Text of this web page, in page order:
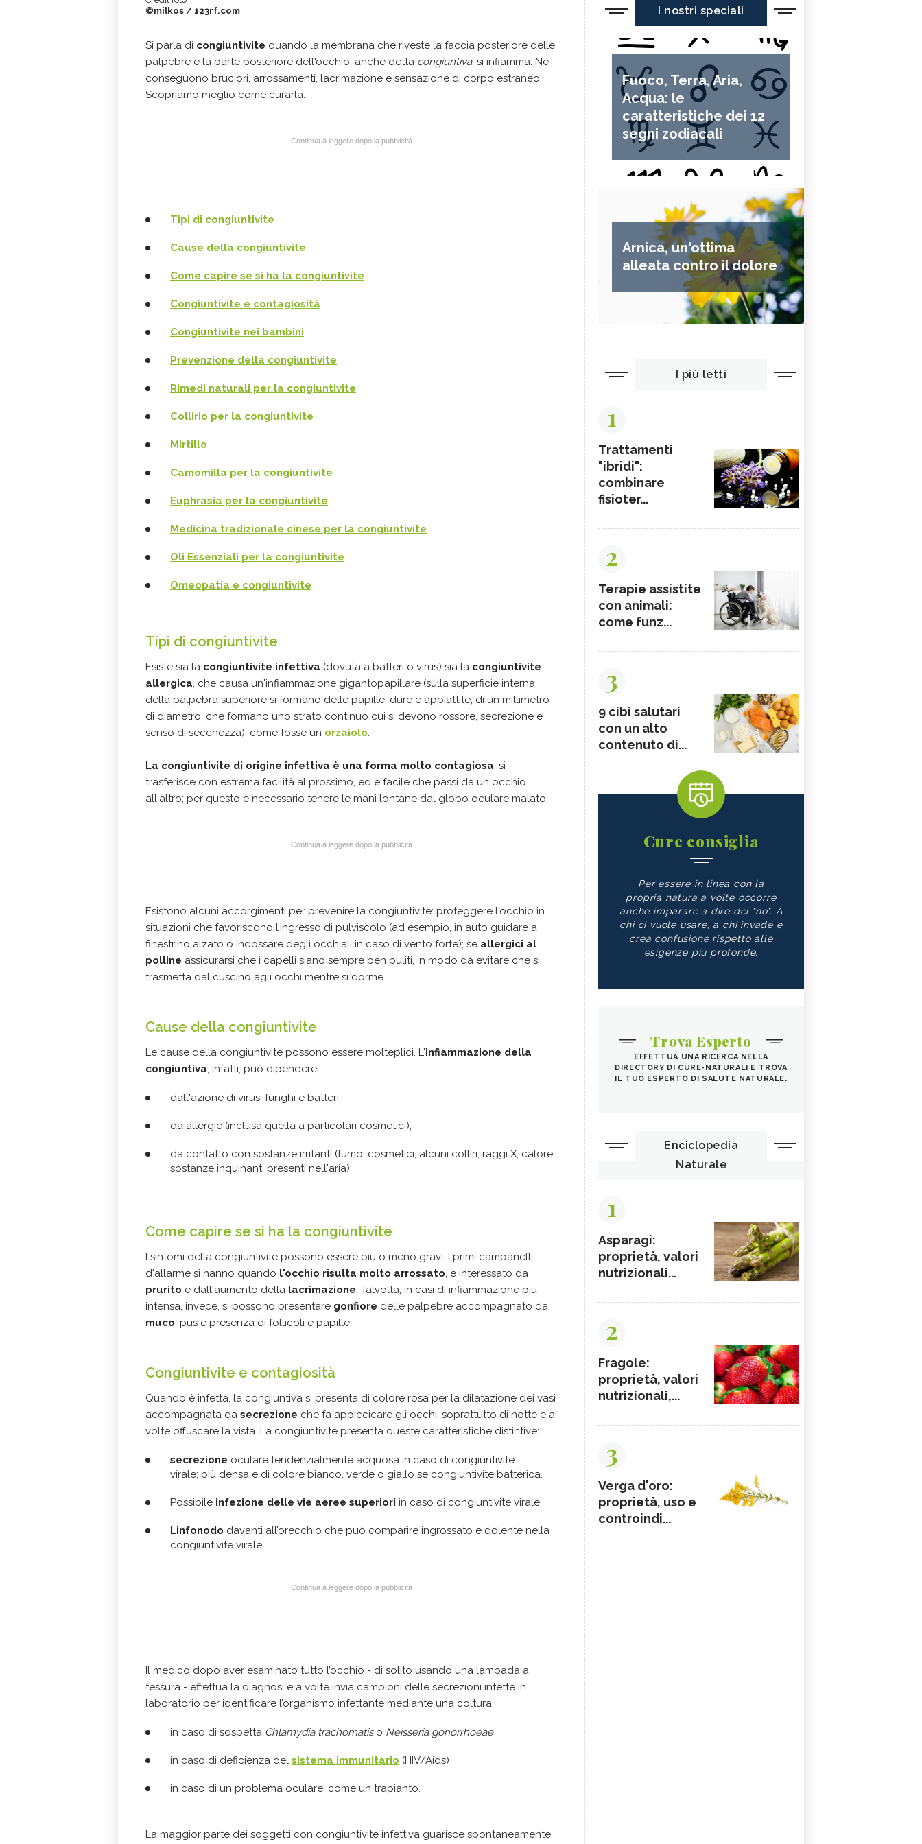
©milkos / 123rf.com
Si parla di congiuntivite quando la membrana che riveste la faccia posteriore delle
palpebre e la parte posteriore dell'occhio, anche detta congiuntiva, si infiamma. Ne
conseguono bruciori, arrossamenti, lacrimazione e sensazione di corpo estraneo.
Scopriamo meglio come curarla.
Continua a leggere dopo la pubblicità
Tipi di congiuntivite
Cause della congiuntivite
Come capire se si ha la congiuntivite
Congiuntivite e contagiosità
Congiuntivite nei bambini
Prevenzione della congiuntivite
Rimedi naturali per la congiuntivite
Collirio per la congiuntivite
Mirtillo
Camomilla per la congiuntivite
Euphrasia per la congiuntivite
Medicina tradizionale cinese per la congiuntivite
Oli Essenziali per la congiuntivite
Omeopatia e congiuntivite
Tipi di congiuntivite
Esiste sia la congiuntivite infettiva (dovuta a batteri o virus) sia la congiuntivite
allergica , che causa un'infiammazione gigantopapillare (sulla superficie interna
della palpebra superiore si formano delle papille, dure e appiattite, di un millimetro
di diametro, che formano uno strato continuo cui si devono rossore, secrezione e
senso di secchezza), come fosse un orzaiolo
La congiuntivite di origine infettiva è una forma molto contagiosa: si
trasferisce con estrema facilità al prossimo, ed è facile che passi da un occhio
all'altro; per questo è necessario tenere le mani lontane dal globo oculare malato.
Continua a leggere dopo la pubblicità
Esistono alcuni accorgimenti per prevenire la congiuntivite: proteggere l'occhio in
situazioni che favoriscono l’ingresso di pulviscolo (ad esempio, in auto guidare a
finestrino alzato o indossare degli occhiali in caso di vento forte); se allergici al
polline assicurarsi che i capelli siano sempre ben puliti, in modo da evitare che si
trasmetta dal cuscino agli occhi mentre si dorme.
Cause della congiuntivite
Le cause della congiuntivite possono essere molteplici. L'infiammazione della
congiuntiva , infatti, può dipendere:
dall'azione di virus, funghi e batteri;
da allergie (inclusa quella a particolari cosmetici);
da contatto con sostanze irritanti (fumo, cosmetici, alcuni colliri, raggi X, calore,
sostanze inquinanti presenti nell'aria)
Come capire se si ha la congiuntivite
I sintomi della congiuntivite possono essere più o meno gravi. I primi campanelli
d'allarme si hanno quando l'occhio risulta molto arrossato , è interessato da
prurito e dall'aumento della lacrimazione . Talvolta, in casi di infiammazione più
intensa, invece, si possono presentare gonfiore delle palpebre accompagnato da
muco , pus e presenza di follicoli e papille.
Congiuntivite e contagiosità
Quando è infetta, la congiuntiva si presenta di colore rosa per la dilatazione dei vasi
accompagnata da secrezione che fa appiccicare gli occhi, soprattutto di notte e a
volte offuscare la vista. La congiuntivite presenta queste caratteristiche distintive:
secrezione oculare tendenzialmente acquosa in caso di congiuntivite
virale; più densa e di colore bianco, verde o giallo se congiuntivite batterica.
Possibile infezione delle vie aeree superiori in caso di congiuntivite virale.
Linfonodo davanti all’orecchio che può comparire ingrossato e dolente nella
congiuntivite virale.
Continua a leggere dopo la pubblicità
Il medico dopo aver esaminato tutto l’occhio - di solito usando una lampada a
fessura - effettua la diagnosi e a volte invia campioni delle secrezioni infette in
laboratorio per identificare l’organismo infettante mediante una coltura
in caso di sospetta Chlamydia trachomatiso Neisseria gonorrhoeae
in caso di deficienza del sistema immunitario (HIV/Aids)
in caso di un problema oculare, come un trapianto.
La maggior parte dei soggetti con congiuntivite infettiva guarisce spontaneamente.
I nostri speciali
Fuoco, Terra, Aria,
Acqua: le
caratteristiche dei 12
segni zodiacali
Arnica, un'ottima
alleata contro il dolore
I più letti
1
Trattamenti
"ibridi":
combinare
fisioter...
2
Terapie assistite
con animali:
come funz...
3
9 cibi salutari
con un alto
contenuto di...
Cure consiglia
Per essere in linea con la
propria natura a volte occorre
anche imparare a dire dei "no". A
chi ci vuole usare, a chi invade e
crea confusione rispetto alle
esigenze più profonde.
Trova Esperto
EFFETTUA UNA RICERCA NELLA
DIRECTORY DI CURE-NATURALI E TROVA
IL TUO ESPERTO DI SALUTE NATURALE.
Enciclopedia
Naturale
1
Asparagi:
proprietà, valori
nutrizionali...
2
Fragole:
proprietà, valori
nutrizionali,...
3
Verga d'oro:
proprietà, uso e
controindi...